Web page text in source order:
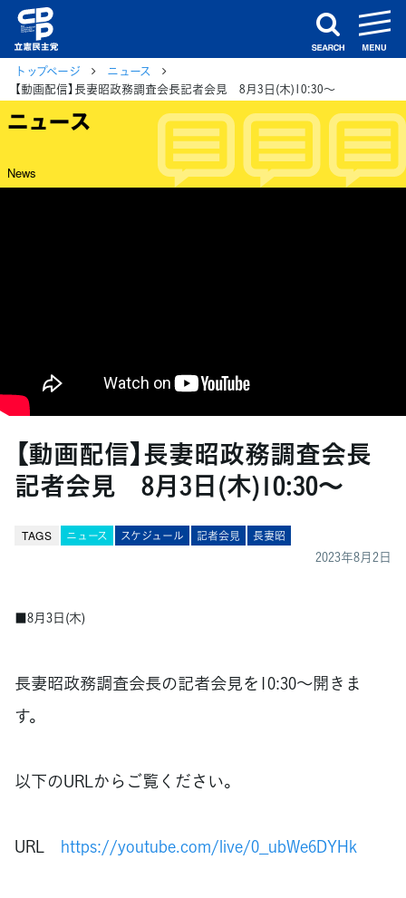
search
トップページ
ニュース
【動画配信】長妻昭政務調査会長記者会見 8月3日(木)10:30～
ニュース
News
【動画配信】長妻昭政務調査会長
記者会見 8月3日(木)10:30～
TAGS ニュース スケジュール 記者会見 長妻昭
2023年8月2日
■8月3日(木)
長妻昭政務調査会長の記者会見を10:30～開きま
す。
以下のURLからご覧ください。
URL https://youtube.com/live/0_ubWe6DYHk